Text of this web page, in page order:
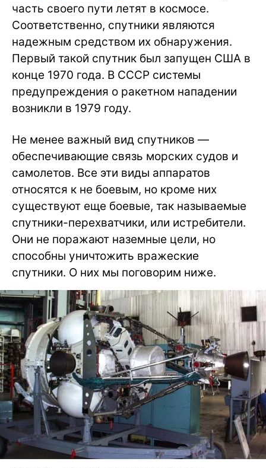
часть своего пути летят в космосе.
Соответственно, спутники являются
надежным средством их обнаружения.
Первый такой спутник был запущен США в
конце 1970 года. В СССР системы
предупреждения о ракетном нападении
возникли в 1979 году.
Не менее важный вид спутников —
обеспечивающие связь морских судов и
самолетов. Все эти виды аппаратов
относятся к не боевым, но кроме них
существуют еще боевые, так называемые
спутники-перехватчики, или истребители.
Они не поражают наземные цели, но
способны уничтожить вражеские
спутники. О них мы поговорим ниже.